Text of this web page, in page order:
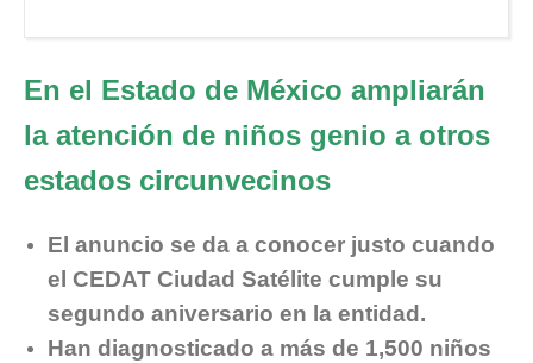
En el Estado de México ampliarán
la atención de niños genio a otros
estados circunvecinos
El anuncio se da a conocer justo cuando
el CEDAT Ciudad Satélite cumple su
segundo aniversario en la entidad.
Han diagnosticado a más de 1,500 niños